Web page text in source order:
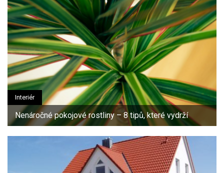
Interiér
Nenáročné pokojové rostliny – 8 tipů, které vydrží